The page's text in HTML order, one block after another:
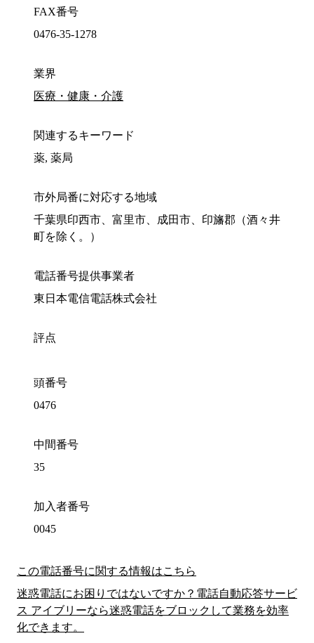
FAX番号
0476-35-1278
業界
医療・健康・介護
関連するキーワード
薬, 薬局
市外局番に対応する地域
千葉県印西市、富里市、成田市、印旛郡（酒々井
町を除く。）
電話番号提供事業者
東日本電信電話株式会社
評点
頭番号
0476
中間番号
35
加入者番号
0045
この電話番号に関する情報はこちら
迷惑電話にお困りではないですか？電話自動応答サービ
ス アイブリーなら迷惑電話をブロックして業務を効率
化できます。